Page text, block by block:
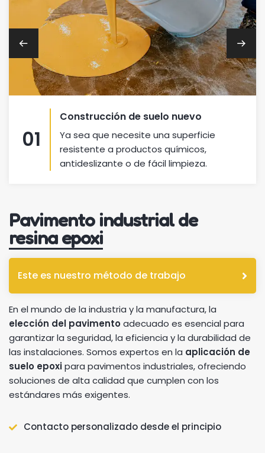
01
Construcción de suelo nuevo
Ya sea que necesite una superficie
resistente a productos químicos,
antideslizante o de fácil limpieza.
Pavimento industrial de
resina epoxi
Este es nuestro método de trabajo
En el mundo de la industria y la manufactura, la
elección del pavimentoadecuado es esencial para
garantizar la seguridad, la eficiencia y la durabilidad de
las instalaciones. Somos expertos en la aplicación de
suelo epoxipara pavimentos industriales, ofreciendo
soluciones de alta calidad que cumplen con los
estándares más exigentes.
Contacto personalizado desde el principio